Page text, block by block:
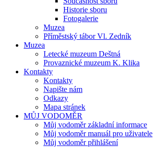
Historie sboru
Fotogalerie
Muzea
Příměstský tábor Vl. Zedník
Muzea
Letecké muzeum Deštná
Provaznické muzeum K. Klika
Kontakty
Kontakty
Napište nám
Odkazy
Mapa stránek
MŮJ VODOMĚR
Můj vodoměr základní informace
Můj vodoměr manuál pro uživatele
Můj vodoměr přihlášení